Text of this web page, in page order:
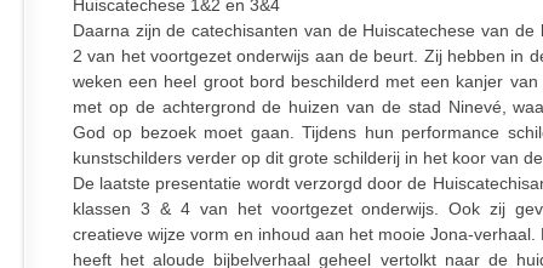
Huiscatechese 1&2 en 3&4
Daarna zijn de catechisanten van de Huiscatechese van de
2 van het voortgezet onderwijs aan de beurt. Zij hebben in
weken een heel groot bord beschilderd met een kanjer van
met op de achtergrond de huizen van de stad Ninevé,
God op bezoek moet gaan. Tijdens hun performance
kunstschilders verder op dit grote schilderij in het koor van
De laatste presentatie wordt verzorgd door de
klassen 3 & 4 van het voortgezet onderwijs. Ook zij
creatieve wijze vorm en inhoud aan het mooie Jona-verhaal.
heeft het aloude bijbelverhaal geheel vertolkt naar de